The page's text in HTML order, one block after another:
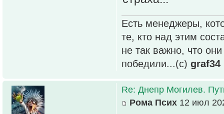
Есть менеджеры,
те, кто над этим
не так важно, что
победили...(с) graf34
Re: Днепр Могилев.
Рома Псих 12 июл